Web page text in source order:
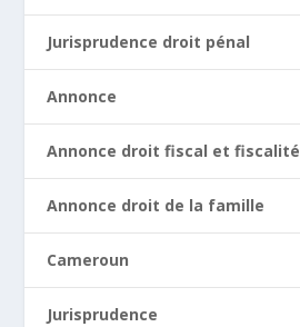
Jurisprudence droit pénal
Annonce
Annonce droit fiscal et fiscalité
Annonce droit de la famille
Cameroun
Jurisprudence